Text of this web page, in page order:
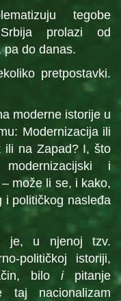
tegobe
prolazi od
pa do danas.
pretpostavki.
moderne istorije u
Modernizacija ili
ili na Zapad? I, što
i
može li se, i kako,
i političkog nasleđa
je, u njenoj tzv.
političkoj istoriji,
bilo ipitanje
taj nacionalizam